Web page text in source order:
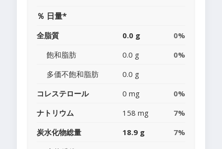
％ 日量*
全脂質 0.0 g
0%
飽和脂肪
0.0 g
0%
多価不飽和脂肪
0.0 g
コレステロール
0 mg
0%
ナトリウム
158 mg
7%
炭水化物総量
18.9 g
7%